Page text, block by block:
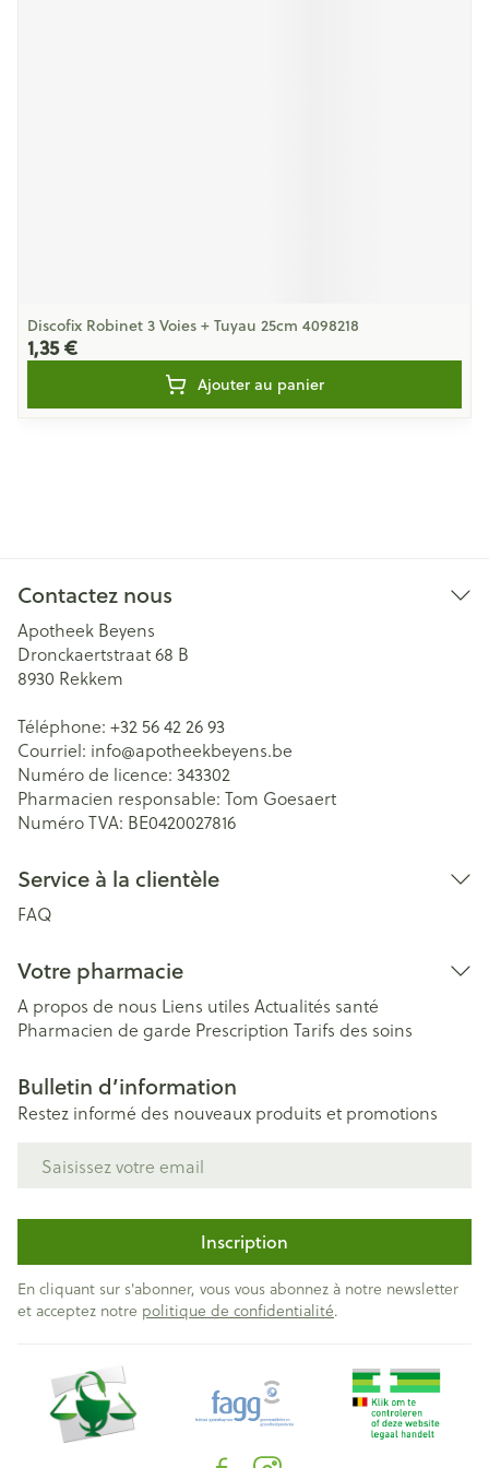
Discofix Robinet 3 Voies + Tuyau 25cm 4098218
1,35 €
Ajouter au panier
Contactez nous
Apotheek Beyens
Dronckaertstraat 68 B
8930 Rekkem
Téléphone: +32 56 42 26 93
Courriel: info@apotheekbeyens.be
Numéro de licence: 343302
Pharmacien responsable: Tom Goesaert
Numéro TVA: BE0420027816
Service à la clientèle
FAQ
Votre pharmacie
A propos de nous Liens utiles Actualités santé
Pharmacien de garde Prescription Tarifs des soins
Bulletin d’information
Restez informé des nouveaux produits et promotions
Inscription
En cliquant sur s'abonner, vous vous abonnez à notre newsletter
et acceptez notre politique de confidentialité.